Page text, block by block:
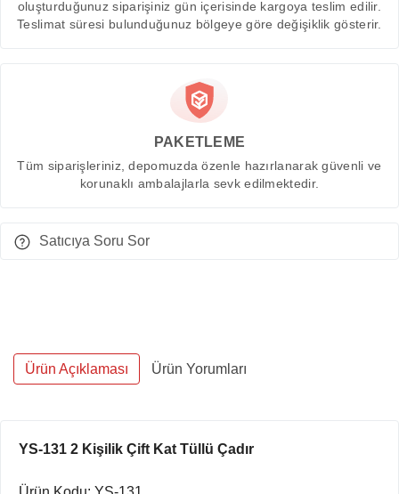
oluşturduğunuz siparişiniz gün içerisinde kargoya teslim edilir.
Teslimat süresi bulunduğunuz bölgeye göre değişiklik gösterir.
PAKETLEME
Tüm siparişleriniz, depomuzda özenle hazırlanarak güvenli ve
korunaklı ambalajlarla sevk edilmektedir.
Satıcıya Soru Sor
Ürün Açıklaması Ürün Yorumları
YS-131 2 Kişilik Çift Kat Tüllü Çadır